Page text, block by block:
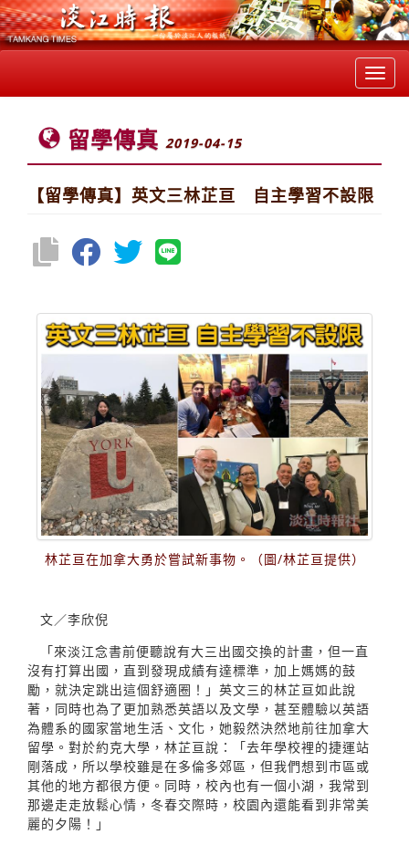
留學傳真 2019-04-15
【留學傳真】英文三林芷亘 自主學習不設限
林芷亘在加拿大勇於嘗試新事物。（圖∕林芷亘提供）
文／李欣倪
「來淡江念書前便聽說有大三出國交換的計畫，但一直
沒有打算出國，直到發現成績有達標準，加上媽媽的鼓
勵，就決定跳出這個舒適圈！」英文三的林芷亘如此說
著，同時也為了更加熟悉英語以及文學，甚至體驗以英語
為體系的國家當地生活、文化，她毅然決然地前往加拿大
留學。對於約克大學，林芷亘說：「去年學校裡的捷運站
剛落成，所以學校雖是在多倫多郊區，但我們想到市區或
其他的地方都很方便。同時，校內也有一個小湖，我常到
那邊走走放鬆心情，冬春交際時，校園內還能看到非常美
麗的夕陽！」